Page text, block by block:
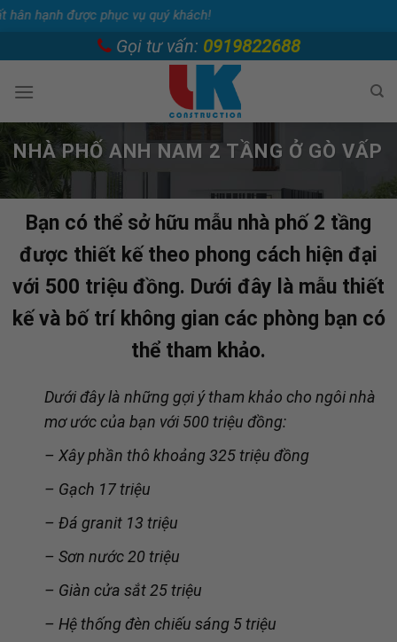
vụ quý khách!
to
content
Gọi tư vấn: 0919822688
NHÀ PHỐ ANH NAM 2 TẦNG Ở GÒ VẤP
Bạn có thể sở hữu mẫu nhà phố 2 tầng
được thiết kế theo phong cách hiện đại
với 500 triệu đồng. Dưới đây là mẫu thiết
kế và bố trí không gian các phòng bạn có
thể tham khảo.
Dưới đây là những gợi ý tham khảo cho ngôi nhà
mơ ước của bạn với 500 triệu đồng:
– Xây phần thô khoảng 325 triệu đồng
– Gạch 17 triệu
– Đá granit 13 triệu
– Sơn nước 20 triệu
– Giàn cửa sắt 25 triệu
– Hệ thống đèn chiếu sáng 5 triệu